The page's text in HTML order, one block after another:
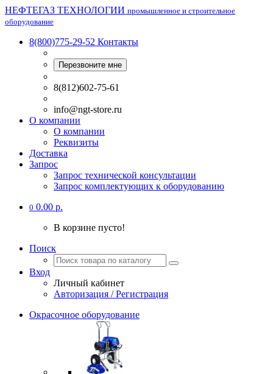
НЕФТЕГАЗ ТЕХНОЛОГИИ промышленное и строительное
оборудование
8(800)775-29-52 Контакты
Перезвоните мне
8(812)602-75-61
info@ngt-store.ru
О компании
О компании
Реквизиты
Доставка
Запрос
Запрос технической консультации
Запрос комплектующих к оборудованию
0 0.00 р.
В корзине пусто!
Поиск
Вход
Личный кабинет
Авторизация / Регистрация
Окрасочное оборудование